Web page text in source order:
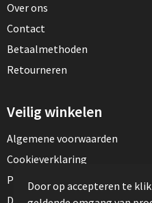
Over ons
Contact
Betaalmethoden
Retourneren
Veilig winkelen
Algemene voorwaarden
Cookieverklaring
Privacyverklaring
Disclaimer
Door op accepteren te